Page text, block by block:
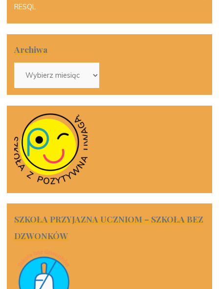
RESQL
Archiwa
SZKOŁA PRZYJAZNA UCZNIOM – SZKOŁA BEZ
DZWONKÓW